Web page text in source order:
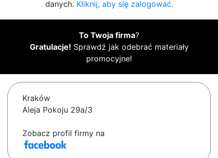
danych. Kliknij, aby się zalogować.
To Twoja firma?
Gratulacje! Sprawdź jak odebrać materiały
promocyjne!
Kraków
Aleja Pokoju 29a/3
Zobacz profil firmy na